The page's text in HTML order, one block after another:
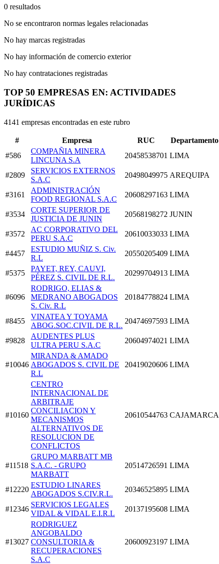
0 resultados
No se encontraron normas legales relacionadas
No hay marcas registradas
No hay información de comercio exterior
No hay contrataciones registradas
TOP 50 EMPRESAS EN: ACTIVIDADES
JURÍDICAS
4141 empresas encontradas en este rubro
# Empresa RUC
Departamento
#586
COMPAÑIA MINERA
LINCUNA S.A
20458538701 LIMA
#2809
SERVICIOS EXTERNOS
S.A.C
20498049975 AREQUIPA
#3161
ADMINISTRACIÓN
FOOD REGIONAL S.A.C
20608297163 LIMA
#3534
CORTE SUPERIOR DE
JUSTICIA DE JUNIN
20568198272 JUNIN
#3572
AC CORPORATIVO DEL
PERU S.A.C
20610033033 LIMA
#4457
ESTUDIO MUÑIZ S. Civ.
R.L
20550205409 LIMA
#5375
PAYET, REY, CAUVI,
PÉREZ S. CIVIL DE R.L.
20299704913 LIMA
#6096
RODRIGO, ELIAS &
MEDRANO ABOGADOS
S. Civ. R.L
20184778824 LIMA
#8455
VINATEA Y TOYAMA
ABOG.SOC.CIVIL DE R.L.
20474697593 LIMA
#9828
AUDENTES PLUS
ULTRA PERU S.A.C
20604974021 LIMA
#10046
MIRANDA & AMADO
ABOGADOS S. CIVIL DE
R.L
20419020606 LIMA
#10160
CENTRO
INTERNACIONAL DE
ARBITRAJE
CONCILIACION Y
MECANISMOS
ALTERNATIVOS DE
RESOLUCION DE
CONFLICTOS
20610544763 CAJAMARCA
#11518
GRUPO MARBATT MB
S.A.C. - GRUPO
MARBATT
20514726591 LIMA
#12220
ESTUDIO LINARES
ABOGADOS S.CIV.R.L.
20346525895 LIMA
#12346
SERVICIOS LEGALES
VIDAL & VIDAL E.I.R.L
20137195608 LIMA
#13027
RODRIGUEZ
ANGOBALDO
CONSULTORIA &
RECUPERACIONES
S.A.C
20600923197 LIMA